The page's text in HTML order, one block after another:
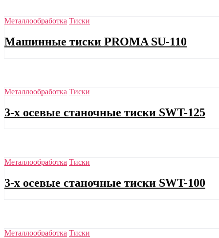
Металлообработка Тиски
Машинные тиски PROMA SU-110
Металлообработка Тиски
3-х осевые станочные тиски SWT-125
Металлообработка Тиски
3-х осевые станочные тиски SWT-100
Металлообработка Тиски